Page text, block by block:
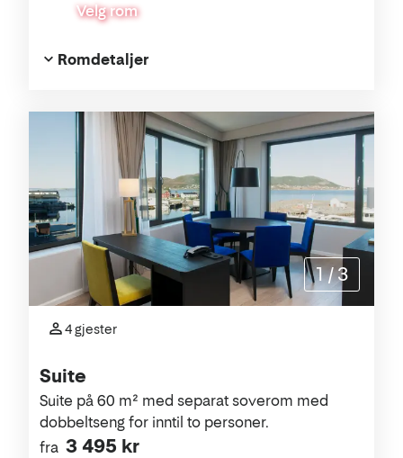
Velg rom
Romdetaljer
Suite
fra 3 495 kr
Suite på 60 m² med separat soverom med
dobbeltseng for inntil to personer.
4 gjester
1 /3